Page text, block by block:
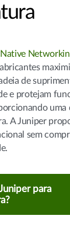
de
e protejam
uma
A Juniper
sem
para